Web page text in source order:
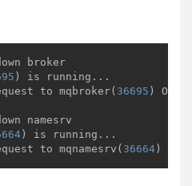
broker
)
is running...
to mqbroker( 36695 ) OK
namesrv
)
is running...
to mqnamesrv ( 36664)